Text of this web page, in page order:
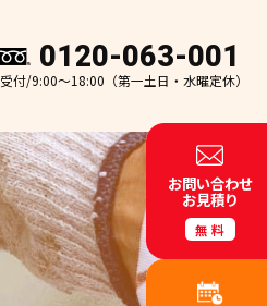
0120-063-001
受付/9:00～18:00（第一土日・水曜定休）
お問い合わせ
お見積り
無料